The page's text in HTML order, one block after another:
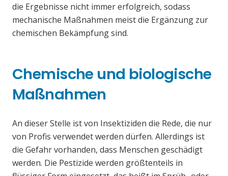
die Ergebnisse nicht immer erfolgreich, sodass
mechanische Maßnahmen meist die Ergänzung zur
chemischen Bekämpfung sind.
Chemische und biologische
Maßnahmen
An dieser Stelle ist von Insektiziden die Rede, die nur
von Profis verwendet werden dürfen. Allerdings ist
die Gefahr vorhanden, dass Menschen geschädigt
werden. Die Pestizide werden größtenteils in